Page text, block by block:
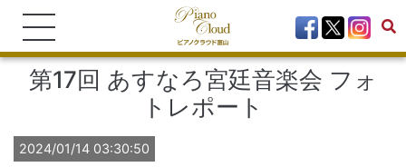
第17回 あすなろ宮廷音楽会 フォ
トレポート
2024/01/14 03:30:50